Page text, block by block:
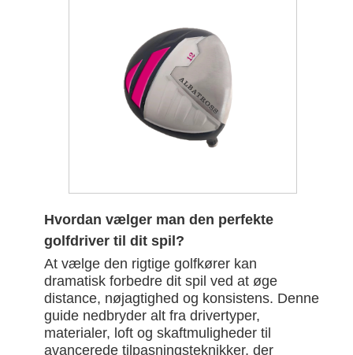
Hvordan vælger man den perfekte
golfdriver til dit spil?
At vælge den rigtige golfkører kan
dramatisk forbedre dit spil ved at øge
distance, nøjagtighed og konsistens. Denne
guide nedbryder alt fra drivertyper,
materialer, loft og skaftmuligheder til
avancerede tilpasningsteknikker, der